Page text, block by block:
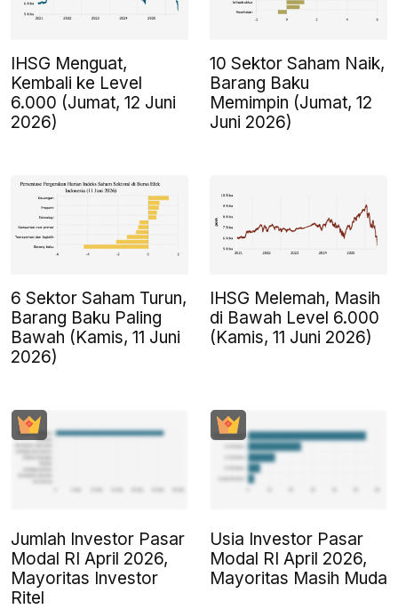
IHSG Menguat,
Kembali ke Level
6.000 (Jumat, 12 Juni
2026)
10 Sektor Saham Naik,
Barang Baku
Memimpin (Jumat, 12
Juni 2026)
6 Sektor Saham Turun,
Barang Baku Paling
Bawah (Kamis, 11 Juni
2026)
IHSG Melemah, Masih
di Bawah Level 6.000
(Kamis, 11 Juni 2026)
Jumlah Investor Pasar
Modal RI April 2026,
Mayoritas Investor
Ritel
Usia Investor Pasar
Modal RI April 2026,
Mayoritas Masih Muda